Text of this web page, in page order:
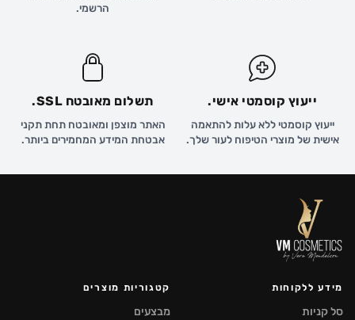
הרשמי.
ייעוץ קוסמטי אישי.
ייעוץ קוסמטי ללא עלות להתאמה
אישית של מוצרי הטיפוח לעור שלך.
תשלום מאובטח SSL.
האתר מוצפן ומאובטח תחת תקני
אבטחת המידע המחמירים ביותר.
מידע ללקוחות
סל קניות
קטגוריות מוצרים
מבצעים